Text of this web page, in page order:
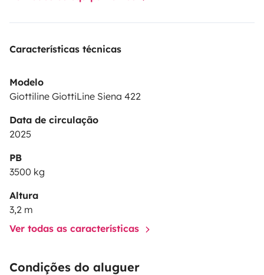
Características técnicas
Modelo
Giottiline GiottiLine Siena 422
Data de circulação
2025
PB
3500 kg
Altura
3,2 m
Ver todas as características
Condições do aluguer